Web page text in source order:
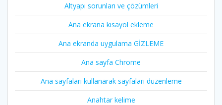
Altyapı sorunları ve çözümleri
Ana ekrana kısayol ekleme
Ana ekranda uygulama GİZLEME
Ana sayfa Chrome
Ana sayfaları kullanarak sayfaları düzenleme
Anahtar kelime